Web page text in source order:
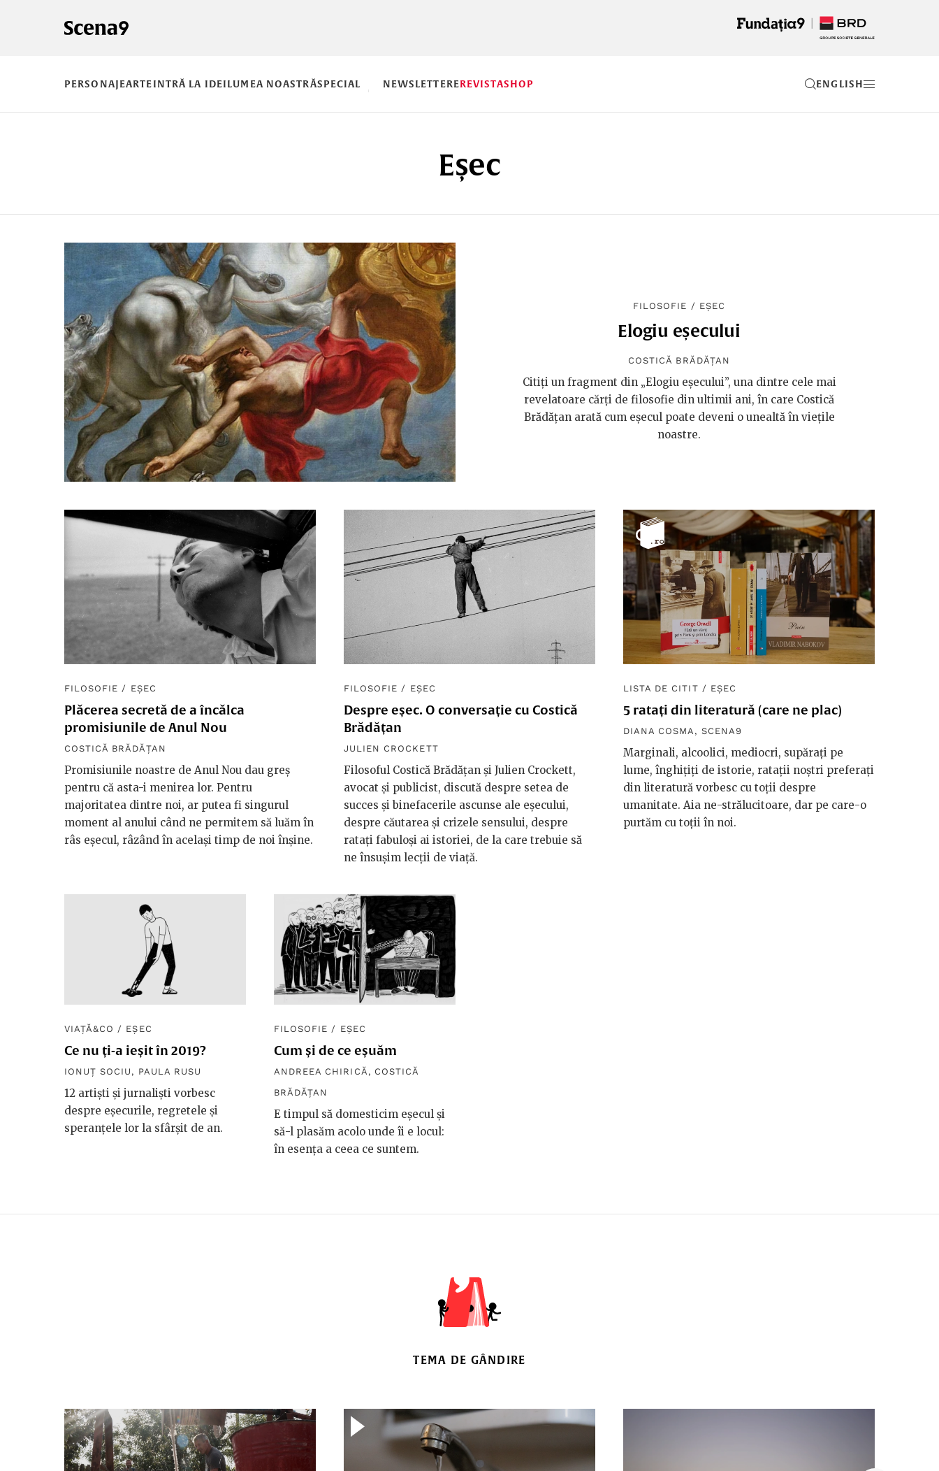
PERSONAJEARTEINTRĂ LA IDEILUMEA NOASTRĂSPECIAL NEWSLETTEREREVISTASHOP EN
Eșec
FILOSOFIE / EȘEC
Elogiu eșecului
COSTICĂ BRĂDĂȚAN
Citiți un fragment din „Elogiu eșecului”, una dintre cele mai
revelatoare cărți de filosofie din ultimii ani, în care Costică
Brădățan arată cum eșecul poate deveni o unealtă în viețile
noastre.
FILOSOFIE / EȘEC
Plăcerea secretă de a încălca
promisiunile de Anul Nou
COSTICĂ BRĂDĂȚAN
Promisiunile noastre de Anul Nou dau greș
pentru că asta-i menirea lor. Pentru
majoritatea dintre noi, ar putea fi singurul
moment al anului când ne permitem să luăm în
râs eșecul, râzând în același timp de noi înșine.
FILOSOFIE / EȘEC
Despre eșec. O conversație cu Costică
Brădățan
JULIEN CROCKETT
Filosoful Costică Brădățan și Julien Crockett,
avocat și publicist, discută despre setea de
succes și binefacerile ascunse ale eșecului,
despre căutarea și crizele sensului, despre
ratați fabuloși ai istoriei, de la care trebuie să
ne însușim lecții de viață.
LISTA DE CITIT / EȘEC
5 ratați din literatură (care ne plac)
DIANA COSMA , SCENA9
Marginali, alcoolici, mediocri, supărați pe
lume, înghițiți de istorie, ratații noștri preferați
din literatură vorbesc cu toții despre
umanitate. Aia ne-strălucitoare, dar pe care-o
purtăm cu toții în noi.
VIAȚĂ&CO / EȘEC
Ce nu ți-a ieșit în 2019?
IONUȚ SOCIU , PAULA RUSU
12 artiști și jurnaliști vorbesc
despre eșecurile, regretele și
speranțele lor la sfârșit de an.
FILOSOFIE / EȘEC
Cum și de ce eșuăm
ANDREEA CHIRICĂ , COSTICĂ
BRĂDĂȚAN
E timpul să domesticim eșecul și
să-l plasăm acolo unde îi e locul:
în esența a ceea ce suntem.
TEMA DE GÂNDIRE